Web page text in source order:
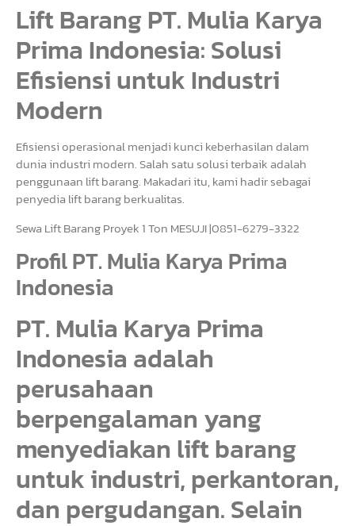
Lift Barang PT. Mulia Karya
Prima Indonesia: Solusi
Efisiensi untuk Industri
Modern
Efisiensi operasional menjadi kunci keberhasilan dalam
dunia industri modern. Salah satu solusi terbaik adalah
penggunaan lift barang. Makadari itu, kami hadir sebagai
penyedia lift barang berkualitas.
Sewa Lift Barang Proyek 1 Ton MESUJI |0851-6279-3322
Profil PT. Mulia Karya Prima
Indonesia
PT. Mulia Karya Prima
Indonesia adalah
perusahaan
berpengalaman yang
menyediakan lift barang
untuk industri, perkantoran,
dan pergudangan. Selain